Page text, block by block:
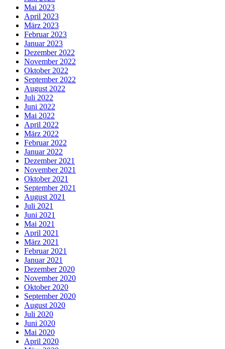
Mai 2023
April 2023
März 2023
Februar 2023
Januar 2023
Dezember 2022
November 2022
Oktober 2022
September 2022
August 2022
Juli 2022
Juni 2022
Mai 2022
April 2022
März 2022
Februar 2022
Januar 2022
Dezember 2021
November 2021
Oktober 2021
September 2021
August 2021
Juli 2021
Juni 2021
Mai 2021
April 2021
März 2021
Februar 2021
Januar 2021
Dezember 2020
November 2020
Oktober 2020
September 2020
August 2020
Juli 2020
Juni 2020
Mai 2020
April 2020